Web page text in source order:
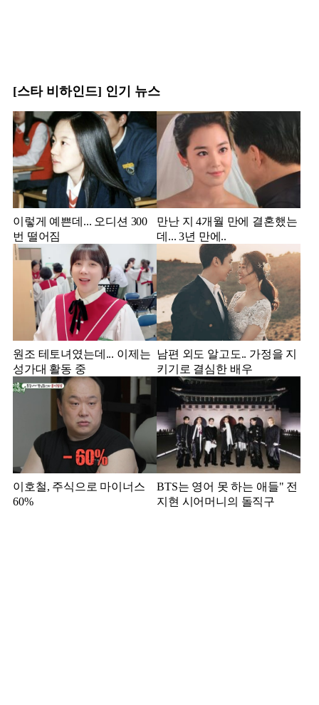
[스타 비하인드] 인기 뉴스
이렇게 예쁜데... 오디션 300
번 떨어짐
만난 지 4개월 만에 결혼했는
데... 3년 만에..
원조 테토녀였는데... 이제는
성가대 활동 중
남편 외도 알고도.. 가정을 지
키기로 결심한 배우
이호철, 주식으로 마이너스
60%
BTS는 영어 못 하는 애들" 전
지현 시어머니의 돌직구